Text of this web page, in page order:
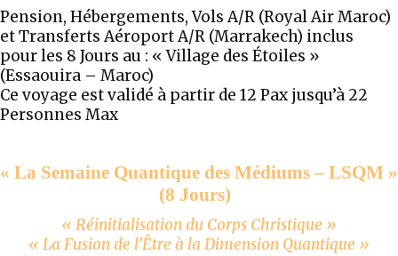
Pension, Hébergements, Vols A/R (Royal Air Maroc)
et Transferts Aéroport A/R (Marrakech) inclus
pour les 8 Jours au : « Village des Étoiles »
(Essaouira – Maroc)
Ce voyage est validé à partir de 12 Pax jusqu’à 22
Personnes Max
« La Semaine Quantique des Médiums – LSQM »
(8 Jours)
« Réinitialisation du Corps Christique »
« La Fusion de l’Être à la Dimension Quantique »